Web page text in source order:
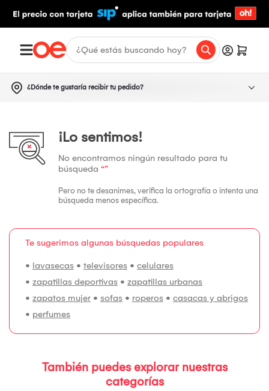
¿Dónde te gustaría recibir tu pedido?
¡Lo sentimos!
No encontramos ningún resultado para tu
búsqueda “”
Pero no te desanimes, verifica la ortografía o intenta una
búsqueda menos específica.
Te sugerimos algunas búsquedas populares
• lavasecas • televisores • celulares
• zapatillas deportivas • zapatillas urbanas
• zapatos mujer • sofas • roperos • casacas y abrigos
• perfumes
También puedes explorar nuestras
categorías